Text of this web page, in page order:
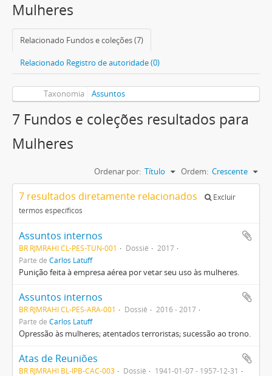
Mulheres
Relacionado Fundos e coleções (7)
Relacionado Registro de autoridade (0)
Taxonomia Assuntos
7 Fundos e coleções resultados para
Mulheres
Ordenar por: Título Ordem: Crescente
7 resultados diretamente relacionados
Excluir
termos específicos
Assuntos internos
BR RJMRAHI CL-PES-TUN-001 Dossiê
2017
Parte de Carlos Latuff
Punição feita à empresa aérea por vetar seu uso às mulheres.
Assuntos internos
BR RJMRAHI CL-PES-ARA-001 Dossiê
2016 - 2017
Parte de Carlos Latuff
Opressão às mulheres; atentados terroristas; sucessão ao trono.
Atas de Reuniões
BR RJMRAHI BL-IPB-CAC-003 Dossiê
1941-01-07 - 1957-12-31